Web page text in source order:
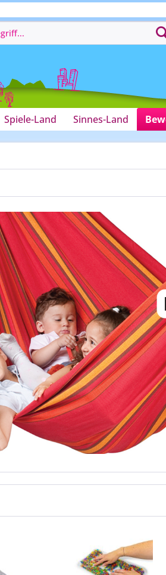
Spiele-Land Sinnes-Land